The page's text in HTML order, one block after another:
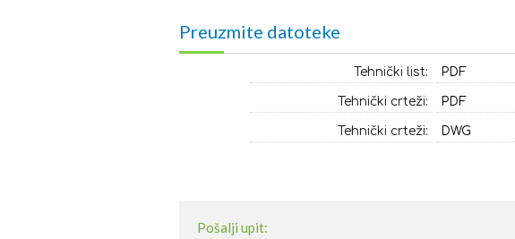
Preuzmite datoteke
Tehnički list: PDF
Tehnički crteži: PDF
Tehnički crteži: DWG
Pošalji upit: